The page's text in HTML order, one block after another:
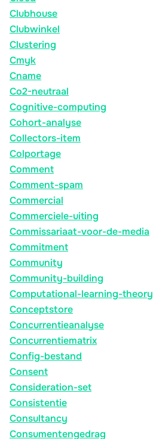
Clubhouse
Clubwinkel
Clustering
Cmyk
Cname
Co2-neutraal
Cognitive-computing
Cohort-analyse
Collectors-item
Colportage
Comment
Comment-spam
Commercial
Commerciele-uiting
Commissariaat-voor-de-media
Commitment
Community
Community-building
Computational-learning-theory
Conceptstore
Concurrentieanalyse
Concurrentiematrix
Config-bestand
Consent
Consideration-set
Consistentie
Consultancy
Consumentengedrag